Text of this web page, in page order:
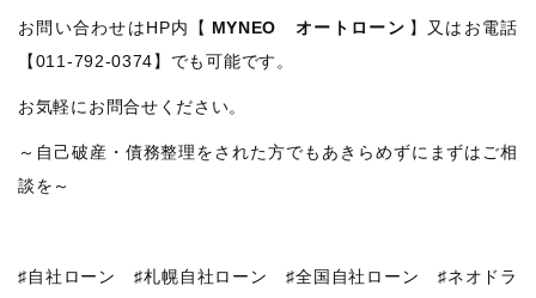
お問い合わせはHP内【 MYNEO オートローン 】又はお電話
【011-792-0374】でも可能です。
お気軽にお問合せください。
～自己破産・債務整理をされた方でもあきらめずにまずはご相
談を～
♯自社ローン ♯札幌自社ローン ♯全国自社ローン ♯ネオドラ